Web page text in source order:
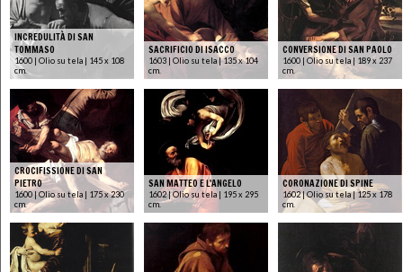
INCREDULITÀ DI SAN
TOMMASO
1600 | Olio su tela | 145 x 108
cm.
SACRIFICIO DI ISACCO
1603 | Olio su tela | 135 x 104
cm.
CONVERSIONE DI SAN PAOLO
1600 | Olio su tela | 189 x 237
cm.
CROCIFISSIONE DI SAN
PIETRO
1600 | Olio su tela | 175 x 230
cm.
SAN MATTEO E L'ANGELO
1602 | Olio su tela | 195 x 295
cm.
CORONAZIONE DI SPINE
1602 | Olio su tela | 125 x 178
cm.